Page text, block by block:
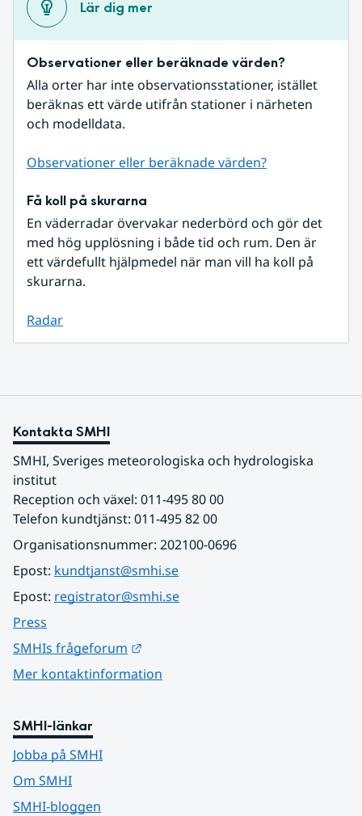
Lär dig mer
Observationer eller beräknade värden?
Alla orter har inte observationsstationer, istället
beräknas ett värde utifrån stationer i närheten
och modelldata.
Observationer eller beräknade värden?
Få koll på skurarna
En väderradar övervakar nederbörd och gör det
med hög upplösning i både tid och rum. Den är
ett värdefullt hjälpmedel när man vill ha koll på
skurarna.
Radar
Kontakta SMHI
SMHI, Sveriges meteorologiska och hydrologiska
institut
Reception och växel: 011-495 80 00
Telefon kundtjänst: 011-495 82 00
Organisationsnummer: 202100-0696
Epost: kundtjanst@smhi.se
Epost: registrator@smhi.se
Press
SMHIs frågeforum
Mer kontaktinformation
SMHI-länkar
Jobba på SMHI
Om SMHI
SMHI-bloggen